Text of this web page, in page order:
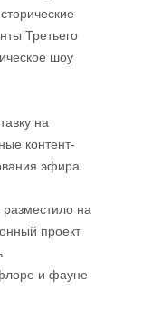
Третьего
шоу
на
контент-
эфира.
на
проект
и фауне